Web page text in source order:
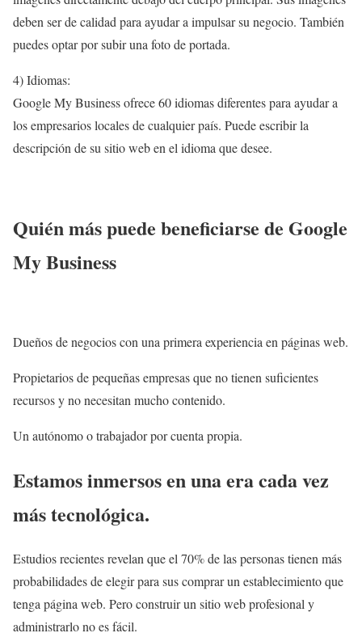
deben ser de calidad para ayudar a impulsar su negocio. También
puedes optar por subir una foto de portada.
4) Idiomas:
Google My Business ofrece 60 idiomas diferentes para ayudar a
los empresarios locales de cualquier país. Puede escribir la
descripción de su sitio web en el idioma que desee.
Quién más puede beneficiarse de Google
My Business
Dueños de negocios con una primera experiencia en páginas web.
Propietarios de pequeñas empresas que no tienen suficientes
recursos y no necesitan mucho contenido.
Un autónomo o trabajador por cuenta propia.
Estamos inmersos en una era cada vez
más tecnológica.
Estudios recientes revelan que el 70% de las personas tienen más
probabilidades de elegir para sus comprar un establecimiento que
tenga página web. Pero construir un sitio web profesional y
administrarlo no es fácil.